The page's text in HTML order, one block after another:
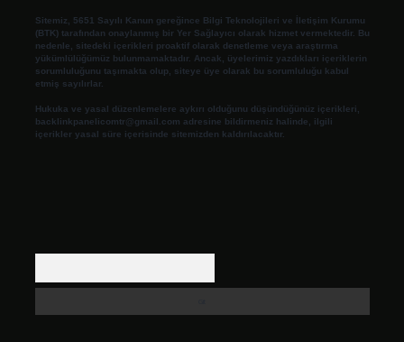
Sitemiz, 5651 Sayılı Kanun gereğince Bilgi Teknolojileri ve İletişim Kurumu
(BTK) tarafından onaylanmış bir Yer Sağlayıcı olarak hizmet vermektedir. Bu
nedenle, sitedeki içerikleri proaktif olarak denetleme veya araştırma
yükümlülüğümüz bulunmamaktadır. Ancak, üyelerimiz yazdıkları içeriklerin
sorumluluğunu taşımakta olup, siteye üye olarak bu sorumluluğu kabul
etmiş sayılırlar.
Hukuka ve yasal düzenlemelere aykırı olduğunu düşündüğünüz içerikleri,
backlinkpanelicomtr@gmail.com adresine bildirmeniz halinde, ilgili
içerikler yasal süre içerisinde sitemizden kaldırılacaktır.